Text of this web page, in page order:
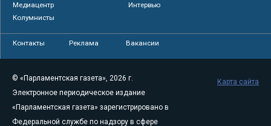
Медиацентр
Интервью
Колумнисты
Контакты Реклама Вакансии
© «Парламентская газета», 2026 г.
Электронное периодическое издание
«Парламентская газета» зарегистрировано в
Федеральной службе по надзору в сфере
Карта сайта